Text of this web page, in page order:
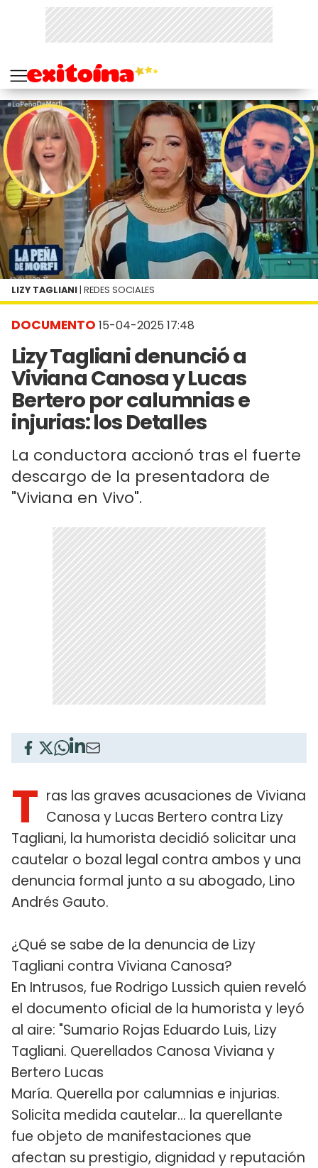
DOCUMENTO 15-04-2025 17:48
Lizy Tagliani denunció a
Viviana Canosa y Lucas
Bertero por calumnias e
injurias: los Detalles
La conductora accionó tras el fuerte
descargo de la presentadora de
"Viviana en Vivo".
LIZY TAGLIANI | REDES SOCIALES
T ras las graves acusaciones de Viviana
Canosa y Lucas Bertero contra Lizy
Tagliani, la humorista decidió solicitar una
cautelar o bozal legal contra ambos y una
denuncia formal junto a su abogado, Lino
Andrés Gauto.
¿Qué se sabe de la denuncia de Lizy
Tagliani contra Viviana Canosa?
En Intrusos, fue Rodrigo Lussich quien reveló
el documento oficial de la humorista y leyó
al aire: "Sumario Rojas Eduardo Luis, Lizy
Tagliani. Querellados Canosa Viviana y
Bertero Lucas
María. Querella por calumnias e injurias.
Solicita medida cautelar... la querellante
fue objeto de manifestaciones que
afectan su prestigio, dignidad y reputación